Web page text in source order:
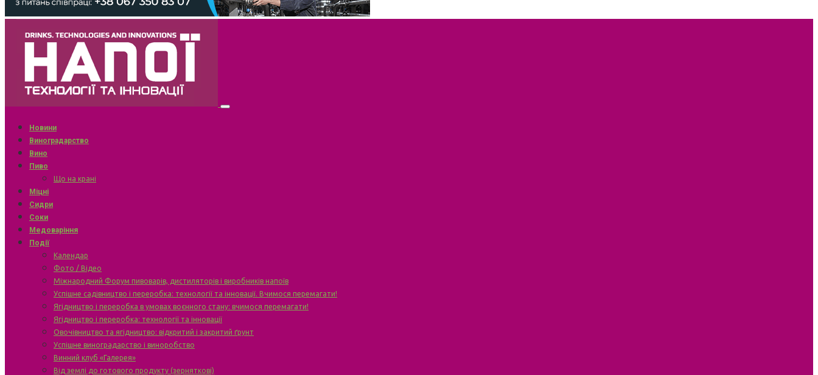
Новини
Виноградарство
Вино
Пиво
Що на крані
Міцні
Сидри
Соки
Медоваріння
Події
Календар
Фото / Відео
Міжнародний Форум пивоварів, дистиляторів і виробників напоїв
Успішне садівництво і переробка: технології та інновації. Вчимося перемагати!
Ягідництво і переробка в умовах воєнного стану: вчимося перемагати!
Ягідництво і переробка: технології та інновації
Овочівництво та ягідництво: відкритий і закритий ґрунт
Успішне виноградарство і виноробство
Винний клуб «Галерея»
Від землі до готового продукту (зерняткові)